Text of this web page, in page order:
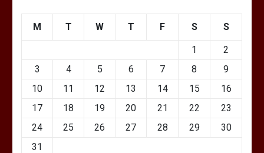
M T W T F S S
1
2
3
4 5 6 7 8
9
10
11 12 13 14 15
16
17
18 19 20 21 22
23
24
25 26 27 28 29
30
31